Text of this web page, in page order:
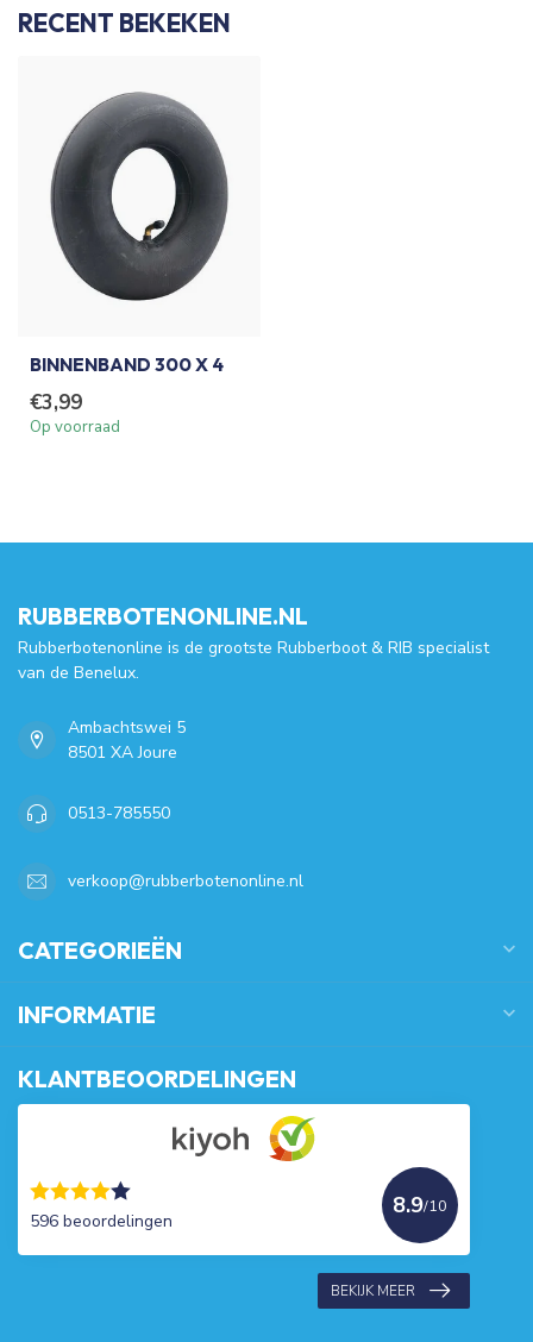
RECENT BEKEKEN
BINNENBAND 300 X 4
€3,99
Op voorraad
RUBBERBOTENONLINE.NL
Rubberbotenonline is de grootste Rubberboot & RIB specialist
van de Benelux.
Ambachtswei 5
8501 XA Joure
0513-785550
verkoop@rubberbotenonline.nl
CATEGORIEËN
INFORMATIE
KLANTBEOORDELINGEN
596 beoordelingen
8.9/10
BEKIJK MEER